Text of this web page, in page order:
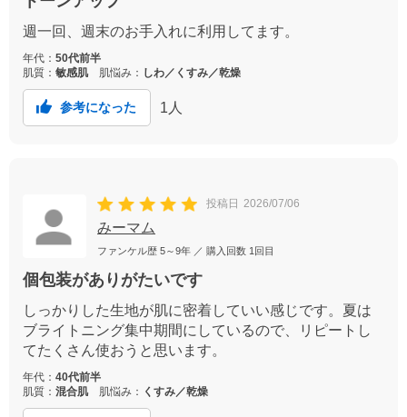
週一回、週末のお手入れに利用してます。
年代： 50代前半
肌質： 敏感肌 肌悩み： しわ／くすみ／乾燥
参考になった 1 人
投稿日 2026/07/06
みーマム
ファンケル歴 5～9年 ／ 購入回数 1回目
個包装がありがたいです
しっかりした生地が肌に密着していい感じです。夏は
ブライトニング集中期間にしているので、リピートし
てたくさん使おうと思います。
年代： 40代前半
肌質： 混合肌 肌悩み： くすみ／乾燥